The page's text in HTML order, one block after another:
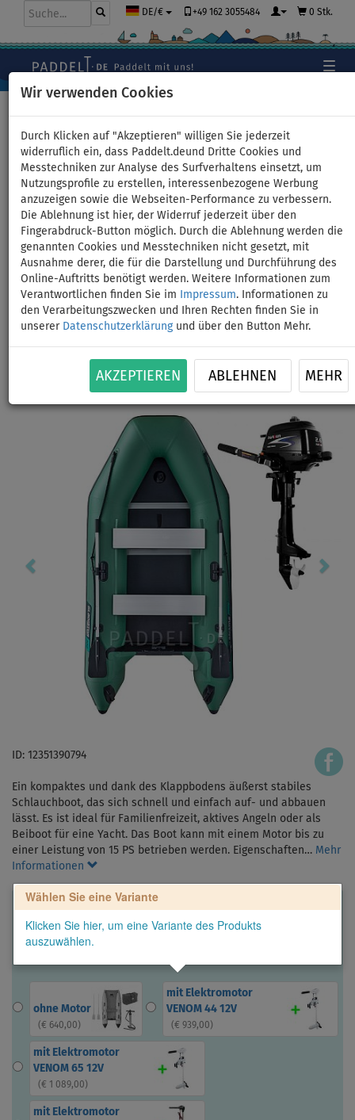
Wir verwenden Cookies
Durch Klicken auf "Akzeptieren" willigen Sie jederzeit
widerruflich ein, dass Paddelt.deund Dritte Cookies und
Messtechniken zur Analyse des Surfverhaltens einsetzt, um
Nutzungsprofile zu erstellen, interessenbezogene Werbung
anzuzeigen sowie die Webseiten-Performance zu verbessern.
Die Ablehnung ist hier, der Widerruf jederzeit über den
Fingerabdruck-Button möglich. Durch die Ablehnung werden die
genannten Cookies und Messtechniken nicht gesetzt, mit
Ausnahme derer, die für die Darstellung und Durchführung des
Online-Auftritts benötigt werden. Weitere Informationen zum
Verantwortlichen finden Sie im
Impressum. Informationen zu
den Verarbeitungszwecken und Ihren Rechten finden Sie in
unserer Datenschutzerklärungund über den Button Mehr.
AKZEPTIEREN ABLEHNEN MEHR
DE/€ +49 162 3055484 0 Stk.
Schlauchboot GLADIATOR
LIGHT AK300WF green mit
Lattenboden - Set: mit
Außenbordmotor PARSUN
F2,6 1,9 kW
BIS
Previous Next
ID: 12351390794
Ein kompaktes und dank des Klappbodens äußerst stabiles
Schlauchboot, das sich schnell und einfach auf- und abbauen
lässt. Es ist ideal für Familienfreizeit, aktives Angeln oder als
Beiboot für eine Yacht. Das Boot kann mit einem Motor bis zu
einer Leistung von 15 PS betrieben werden. Eigenschaften… Mehr
Informationen
Wählen Sie eine Variante
Klicken Sie hier, um eine Variante des Produkts
auszuwählen.
ohne Motor
( € 640,00)
mit Elektromotor
VENOM 44 12V
( € 939,00)
mit Elektromotor
VENOM 65 12V
( € 1 089,00)
mit Elektromotor